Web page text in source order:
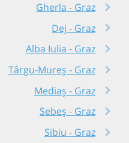
Gherla - Graz
Dej - Graz
Alba Iulia - Graz
Târgu-Mureș - Graz
Mediaș - Graz
Sebeș - Graz
Sibiu - Graz